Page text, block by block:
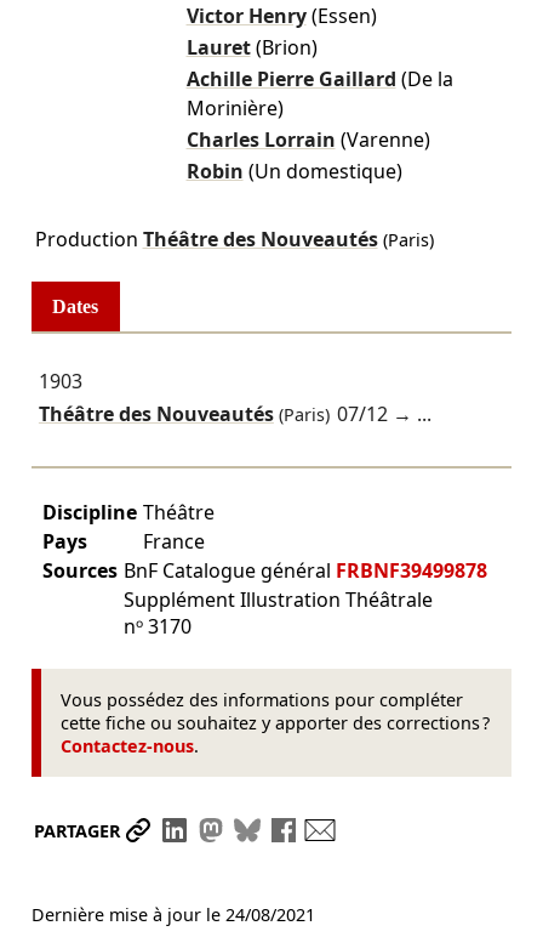
Victor Henry (Essen)
Lauret (Brion)
Achille Pierre Gaillard (De la
Morinière)
Charles Lorrain (Varenne)
Robin (Un domestique)
Production Théâtre des Nouveautés(Paris)
Dates
1903
Théâtre des Nouveautés(Paris) 07/12 → ...
Discipline Théâtre
Pays
France
Sources BnF Catalogue général FRBNF39499878
Supplément Illustration Théâtrale
nᵒ 3170
Vous possédez des informations pour compléter
cette fiche ou souhaitez y apporter des corrections ?
Contactez-nous.
PARTAGER Partager le lien
Partager sur LinkedIn
Partager sur Mastodon
Partager sur Bluesky
Partager sur Facebook
Dernière mise à jour le 24/08/2021